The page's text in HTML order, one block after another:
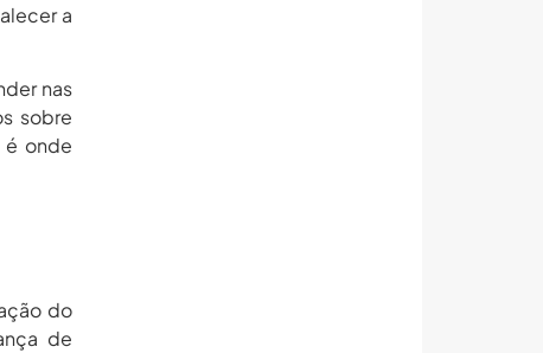
a
nas
sobre
é onde
do
de